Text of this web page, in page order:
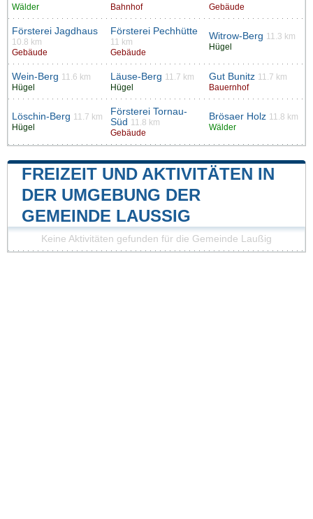
Wälder
Bahnhof
Gebäude
Försterei Jagdhaus
10.8 km
Gebäude
Försterei Pechhütte
11 km
Gebäude
Witrow-Berg 11.3 km
Hügel
Wein-Berg 11.6 km
Hügel
Läuse-Berg 11.7 km
Hügel
Gut Bunitz 11.7 km
Bauernhof
Löschin-Berg 11.7 km
Hügel
Försterei Tornau-
Süd 11.8 km
Gebäude
Brösaer Holz 11.8 km
Wälder
FREIZEIT UND AKTIVITÄTEN IN
DER UMGEBUNG DER
GEMEINDE LAUSSIG
Keine Aktivitäten gefunden für die Gemeinde Laußig